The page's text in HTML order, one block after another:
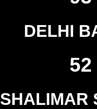
DELHI
52
SHALIMAR